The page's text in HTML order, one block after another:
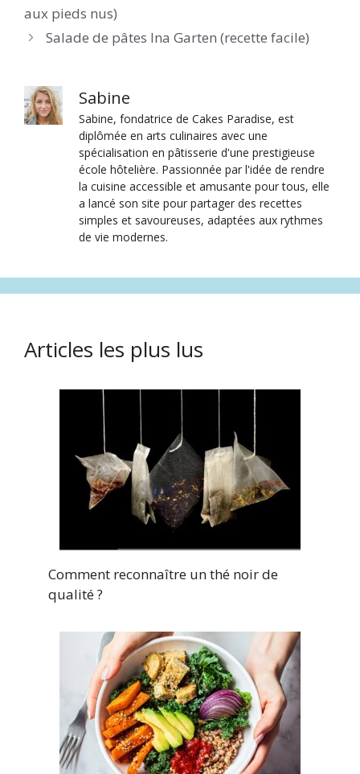
aux pieds nus)
Salade de pâtes Ina Garten (recette facile)
Sabine
Sabine, fondatrice de Cakes Paradise, est
diplômée en arts culinaires avec une
spécialisation en pâtisserie d'une prestigieuse
école hôtelière. Passionnée par l'idée de rendre
la cuisine accessible et amusante pour tous, elle
a lancé son site pour partager des recettes
simples et savoureuses, adaptées aux rythmes
de vie modernes.
Articles les plus lus
Comment reconnaître un thé noir de
qualité ?